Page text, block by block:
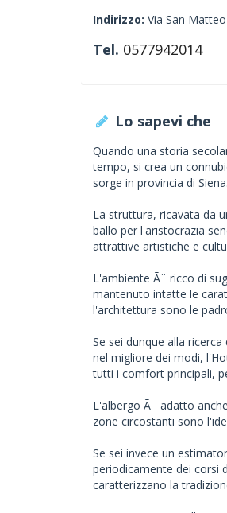
Indirizzo: Via San
Tel. 0577942014
Lo sapevi che
Quando una storia
tempo, si crea un
sorge in provincia di Siena.
La struttura, ricavata da
ballo per l'aristocrazia
attrattive artistiche e
L'ambiente Ã¨ ricco di
mantenuto intatte le
l'architettura sono le
Se sei dunque alla
nel migliore dei modi,
tutti i comfort principali,
L'albergo Ã¨ adatto
zone circostanti sono
Se sei invece un
periodicamente dei corsi
caratterizzano la